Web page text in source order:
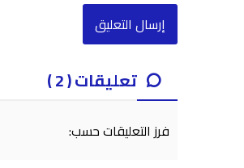
تعليقات ( 2 )
فرز التعليقات حسب: